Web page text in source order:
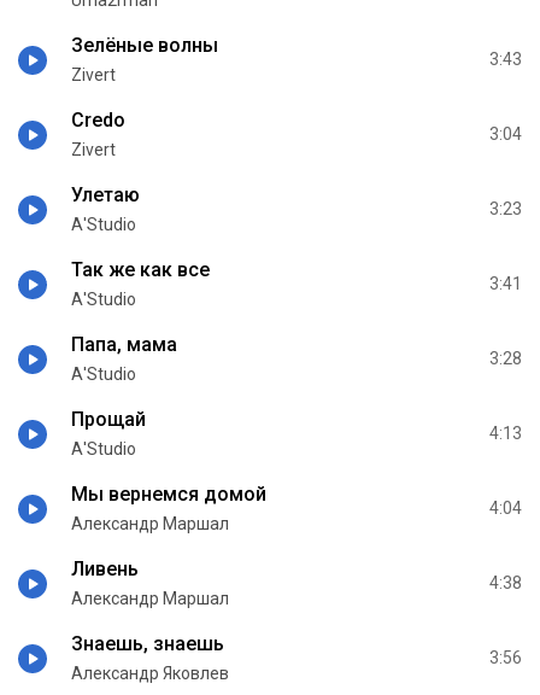
Зелёные волны
Zivert
3:43
Credo
Zivert
3:04
Улетаю
А'Studio
3:23
Так же как все
А'Studio
3:41
Папа, мама
А'Studio
3:28
Прощай
А'Studio
4:13
Мы вернемся домой
Александр Маршал
4:04
Ливень
Александр Маршал
4:38
Знаешь, знаешь
Александр Яковлев
3:56